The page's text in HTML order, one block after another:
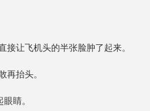
接让飞机头的半张脸肿了起来。
再抬头。
睛。